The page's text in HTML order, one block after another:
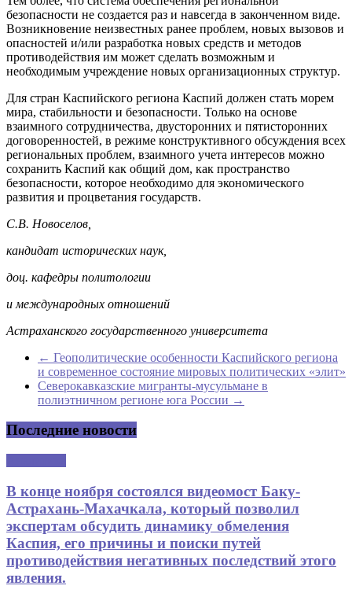
безопасности не создается раз и навсегда в законченном виде.
Возникновение неизвестных ранее проблем, новых вызовов и
опасностей и/или разработка новых средств и методов
противодействия им может сделать возможным и
необходимым учреждение новых организационных структур.
Для стран Каспийского региона Каспий должен стать морем
мира, стабильности и безопасности. Только на основе
взаимного сотрудничества, двусторонних и пятисторонних
договоренностей, в режиме конструктивного обсуждения всех
региональных проблем, взаимного учета интересов можно
сохранить Каспий как общий дом, как пространство
безопасности, которое необходимо для экономического
развития и процветания государств.
С.В. Новоселов,
кандидат исторических наук,
доц. кафедры политологии
и международных отношений
Астраханского государственного университета
← Геополитические особенности Каспийского региона
и современное состояние мировых политических «элит»
Северокавказские мигранты-мусульмане в
полиэтничном регионе юга России →
Последние новости
В конце ноября состоялся видеомост Баку-
Астрахань-Махачкала, который позволил
экспертам обсудить динамику обмеления
Каспия, его причины и поиски путей
противодействия негативных последствий этого
явления.